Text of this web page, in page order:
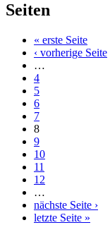
Seiten
« erste Seite
‹ vorherige Seite
…
4
5
6
7
8
9
10
11
12
…
nächste Seite ›
letzte Seite »